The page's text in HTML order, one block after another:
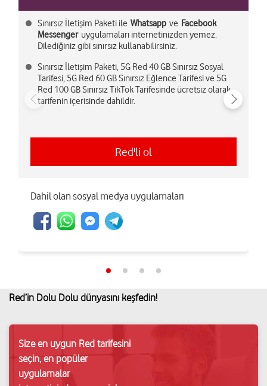
Sınırsız İletişim Paketi ile Whatsapp ve Facebook
Messengeruygulamaları internetinizden yemez.
Dilediğiniz gibi sınırsız kullanabilirsiniz.
Sınırsız İletişim Paketi, 5G Red 40 GB Sınırsız Sosyal
Tarifesi, 5G Red 60 GB Sınırsız Eğlence Tarifesi ve 5G
Red 100 GB Sınırsız TikTok Tarifesinde ücretsiz olarak
tarifenin içerisinde dahildir.
Red'li ol
Dahil olan sosyal medya uygulamaları
Red’in Dolu Dolu dünyasını keşfedin!
Size en uygun Red tarifesini
seçin, en popüler
uygulamalar